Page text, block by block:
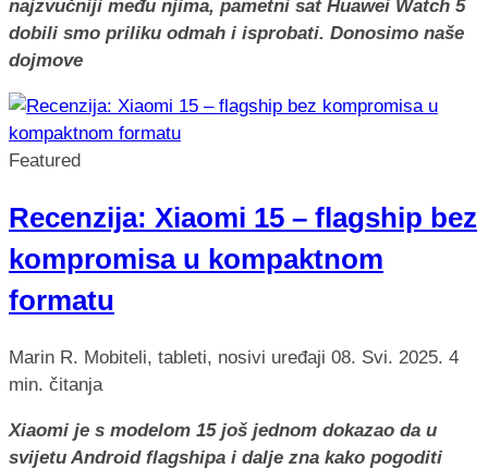
najzvučniji među njima, pametni sat Huawei Watch 5
dobili smo priliku odmah i isprobati. Donosimo naše
dojmove
Featured
Recenzija: Xiaomi 15 – flagship bez
kompromisa u kompaktnom
formatu
Marin R. Mobiteli, tableti, nosivi uređaji 08. Svi. 2025. 4
min. čitanja
Xiaomi je s modelom 15 još jednom dokazao da u
svijetu Android flagshipa i dalje zna kako pogoditi